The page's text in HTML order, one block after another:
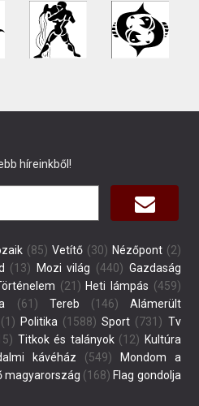
híreinkből!
(85) Vetítő(30) Nézőpont(2)
(13) Mozi világ (440) Gazdaság
(21) Heti lámpás (459)
(61) Tereb (146)
Alámerült
(1) Politika (1588) Sport (731) Tv
Titkok és talányok(12) Kultúra
kávéház (549)
Mondom a
magyarország (168) Flag gondolja